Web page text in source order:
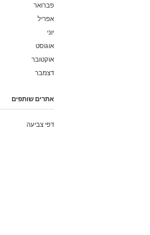
פברואר
אפריל
יוני
אוגוסט
אוקטובר
דצמבר
אתרים שותפים
דפי צביעה